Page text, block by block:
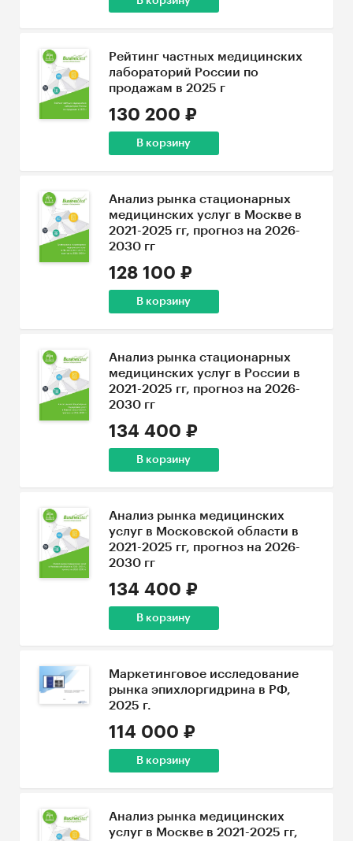
Рейтинг частных медицинских
лабораторий России по
продажам в 2025 г
130 200 ₽
В корзину
Анализ рынка стационарных
медицинских услуг в Москве в
2021-2025 гг, прогноз на 2026-
2030 гг
128 100 ₽
В корзину
Анализ рынка стационарных
медицинских услуг в России в
2021-2025 гг, прогноз на 2026-
2030 гг
134 400 ₽
В корзину
Анализ рынка медицинских
услуг в Московской области в
2021-2025 гг, прогноз на 2026-
2030 гг
134 400 ₽
В корзину
Маркетинговое исследование
рынка эпихлоргидрина в РФ,
2025 г.
114 000 ₽
В корзину
Анализ рынка медицинских
услуг в Москве в 2021-2025 гг,